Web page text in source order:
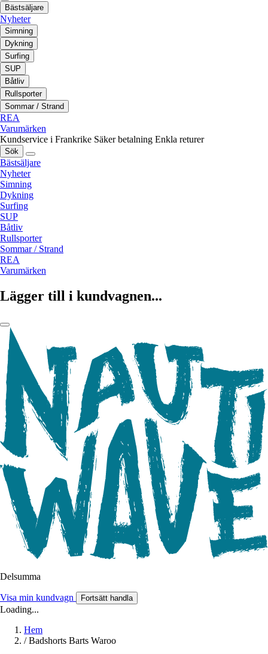
Bästsäljare
Nyheter
Simning
Dykning
Surfing
SUP
Båtliv
Rullsporter
Sommar / Strand
REA
Varumärken
Kundservice i Frankrike Säker betalning Enkla returer
Sök
Bästsäljare
Nyheter
Simning
Dykning
Surfing
SUP
Båtliv
Rullsporter
Sommar / Strand
REA
Varumärken
Lägger till i kundvagnen...
Delsumma
Visa min kundvagn Fortsätt handla
Loading...
Hem
/ Badshorts Barts Waroo